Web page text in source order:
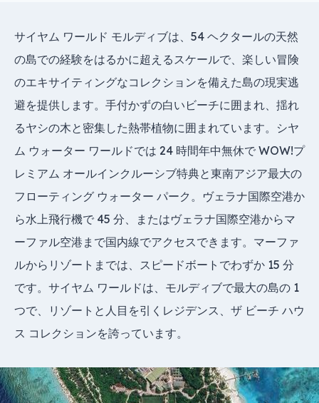
サイヤム ワールド モルディブは、54 ヘクタールの天然
の島での経験をはるかに超えるスケールで、楽しい冒険
のエキサイティングなコレクションを備えた島の現実逃
避を提供します。手付かずの白いビーチに囲まれ、揺れ
るヤシの木と密集した熱帯植物に囲まれています。シヤ
ム ウォーター ワールドでは 24 時間年中無休で WOW!プ
レミアム オールインクルーシブ特典と東南アジア最大の
フローティング ウォーター パーク。ヴェラナ国際空港か
ら水上飛行機で 45 分、またはヴェラナ国際空港からマ
ーファル空港まで国内線でアクセスできます。マーファ
ルからリゾートまでは、スピードボートでわずか 15 分
です。サイヤム ワールドは、モルディブで最大の島の 1
つで、リゾートと人目を引くレジデンス、ザ ビーチ ハウ
ス コレクションを誇っています。